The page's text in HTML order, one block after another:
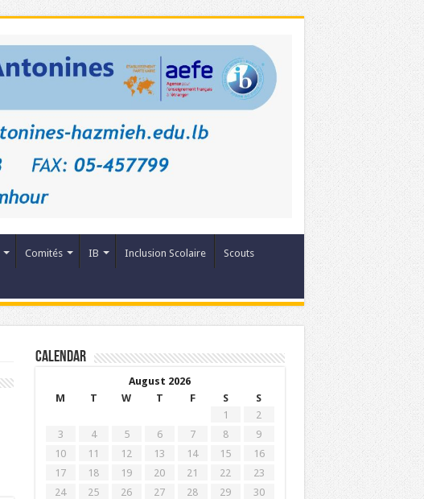
Comités IB Inclusion Scolaire Scouts
Calendar
August 2026
M
T W T F S
S
1
2
3
4 5 6 7 8
9
10
11 12 13 14 15
16
17
18 19 20 21 22
23
24
25 26 27 28 29
30